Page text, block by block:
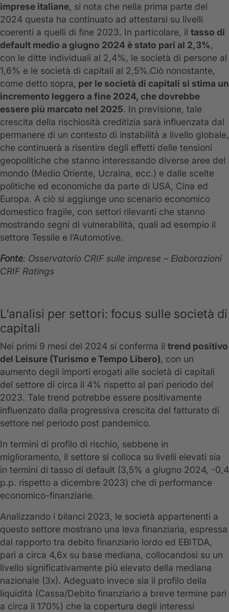
imprese italiane, si nota che nella prima parte del
2024 questa ha continuato ad attestarsi su livelli
coerenti a quelli di fine 2023. In particolare, il tasso di
default medio a giugno 2024 è stato pari al 2,3%,
con le ditte individuali al 2,4%, le società di persone al
1,6% e le società di capitali al 2,5%.Ciò nonostante,
come detto sopra, per le società di capitali si stima un
incremento leggero a fine 2024, che dovrebbe
essere più marcato nel 2025. In previsione, tale
crescita della rischiosità creditizia sarà influenzata dal
permanere di un contesto di instabilità a livello globale,
che continuerà a risentire degli effetti delle tensioni
geopolitiche che stanno interessando diverse aree del
mondo (Medio Oriente, Ucraina, ecc.) e dalle scelte
politiche ed economiche da parte di USA, Cina ed
Europa. A ciò si aggiunge uno scenario economico
domestico fragile, con settori rilevanti che stanno
mostrando segni di vulnerabilità, quali ad esempio il
settore Tessile e l’Automotive.
Fonte: Osservatorio CRIF sulle imprese – Elaborazioni
CRIF Ratings
L’analisi per settori: focus sulle società di
capitali
Nei primi 9 mesi del 2024 si conferma il trend positivo
del Leisure (Turismo e Tempo Libero), con un
aumento degli importi erogati alle società di capitali
del settore di circa il 4% rispetto al pari periodo del
2023. Tale trend potrebbe essere positivamente
influenzato dalla progressiva crescita del fatturato di
settore nel periodo post pandemico.
In termini di profilo di rischio, sebbene in
miglioramento, il settore si colloca su livelli elevati sia
in termini di tasso di default (3,5% a giugno 2024, -0,4
p.p. rispetto a dicembre 2023) che di performance
economico-finanziarie.
Analizzando i bilanci 2023, le società appartenenti a
questo settore mostrano una leva finanziaria, espressa
dal rapporto tra debito finanziario lordo ed EBITDA,
pari a circa 4,6x su base mediana, collocandosi su un
livello significativamente più elevato della mediana
nazionale (3x). Adeguato invece sia il profilo della
liquidità (Cassa/Debito finanziario a breve termine pari
a circa il 170%) che la copertura degli interessi